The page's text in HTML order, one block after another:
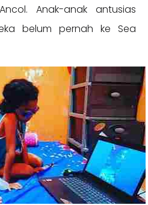
Anak-anak antusias
belum pernah ke Sea